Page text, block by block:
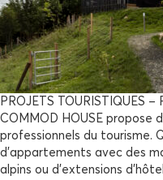
PROJETS TOURISTIQUES –
COMMOD HOUSE propose
professionnels du tourisme.
d’appartements avec des
alpins ou d’extensions